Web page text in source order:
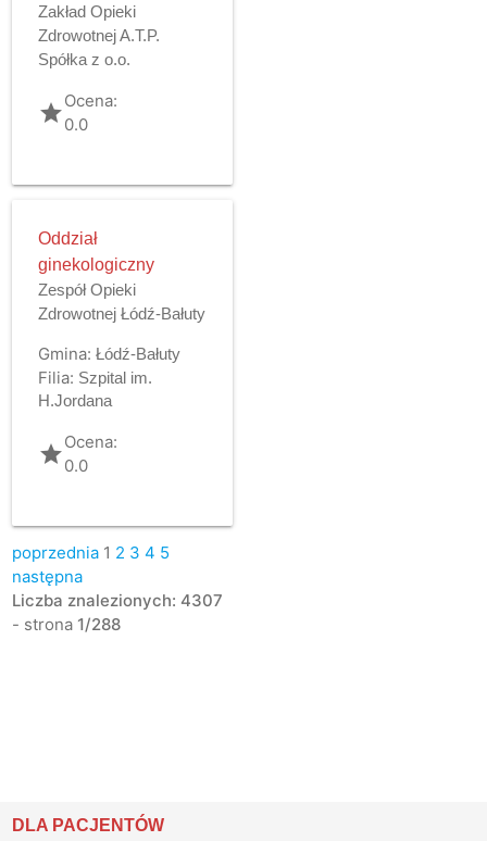
Zakład Opieki
Zdrowotnej A.T.P.
Spółka z o.o.
gradeOcena:
0.0
Oddział
ginekologiczny
Zespół Opieki
Zdrowotnej Łódź-Bałuty
Gmina: Łódź-Bałuty
Filia: Szpital im.
H.Jordana
gradeOcena:
0.0
poprzednia 1 2 3 4 5
następna
Liczba znalezionych: 4307
- strona 1/288
DLA PACJENTÓW